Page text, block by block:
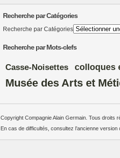
Recherche par Catégories
Recherche par Catégories
Recherche par Mots-clefs
Casse-Noisettes colloques
Musée des Arts et
Copyright Compagnie Alain Germain. Tous droits
En cas de difficultés, consultez l’ancienne version